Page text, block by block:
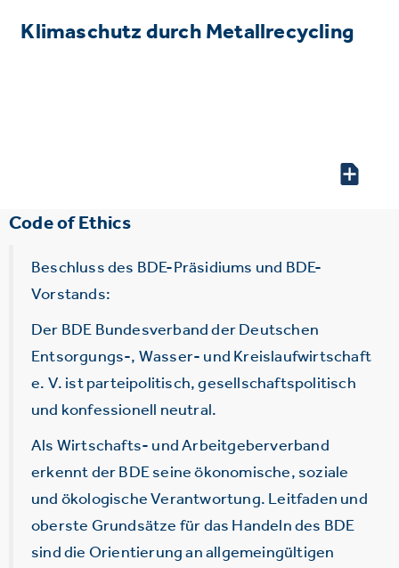
Klimaschutz durch Metallrecycling
Code of Ethics
Beschluss des BDE-Präsidiums und BDE-
Vorstands:
Der BDE Bundesverband der Deutschen
Entsorgungs-, Wasser- und Kreislaufwirtschaft
e. V. ist parteipolitisch, gesellschaftspolitisch
und konfessionell neutral.
Als Wirtschafts- und Arbeitgeberverband
erkennt der BDE seine ökonomische, soziale
und ökologische Verantwortung. Leitfaden und
oberste Grundsätze für das Handeln des BDE
sind die Orientierung an allgemeingültigen